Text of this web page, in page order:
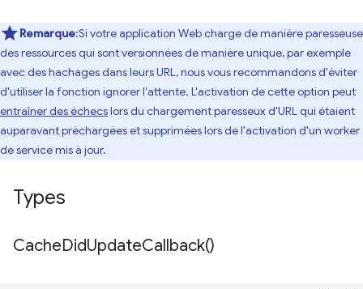
Remarque:Si votre application Web charge de manière paresseuse
des ressources qui sont versionnées de manière unique, par exemple
avec des hachages dans leurs URL, nous vous recommandons d'éviter
d'utiliser la fonction ignorer l'attente. L'activation de cette option peut
entraîner des échecslors du chargement paresseux d'URL qui étaient
auparavant préchargées et supprimées lors de l'activation d'un worker
de service mis à jour.
Types
CacheDidUpdateCallback()